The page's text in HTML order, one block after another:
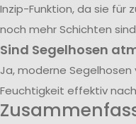
Inzip-Funktion, da sie für
noch mehr Schichten
Sind Segelhosen
Ja, moderne
Feuchtigkeit effektiv